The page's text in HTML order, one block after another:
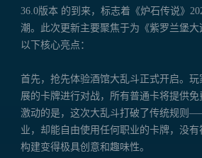
36.0版本 的到来，标志着《炉石传说》
潮。此次更新主要聚焦于为《紫罗兰堡
以下核心亮点：
首先，抢先体验酒馆大乱斗正式开启。
展的卡牌进行对战，所有普通卡将提供
激动的是，这次大乱斗打破了传统规则
业，却能自由使用任何职业的卡牌，没
构建变得极具创意和趣味性。